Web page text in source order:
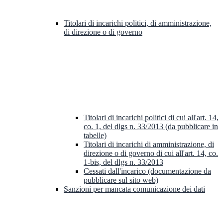
Titolari di incarichi politici, di amministrazione,
di direzione o di governo
Titolari di incarichi politici di cui all'art. 14,
co. 1, del dlgs n. 33/2013 (da pubblicare in
tabelle)
Titolari di incarichi di amministrazione, di
direzione o di governo di cui all'art. 14, co.
1-bis, del dlgs n. 33/2013
Cessati dall'incarico (documentazione da
pubblicare sul sito web)
Sanzioni per mancata comunicazione dei dati